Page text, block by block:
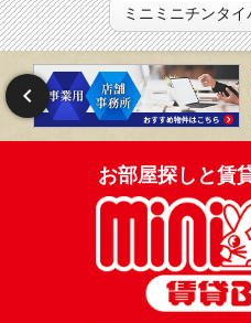
ミニミニチンタ
お部屋探しと賃